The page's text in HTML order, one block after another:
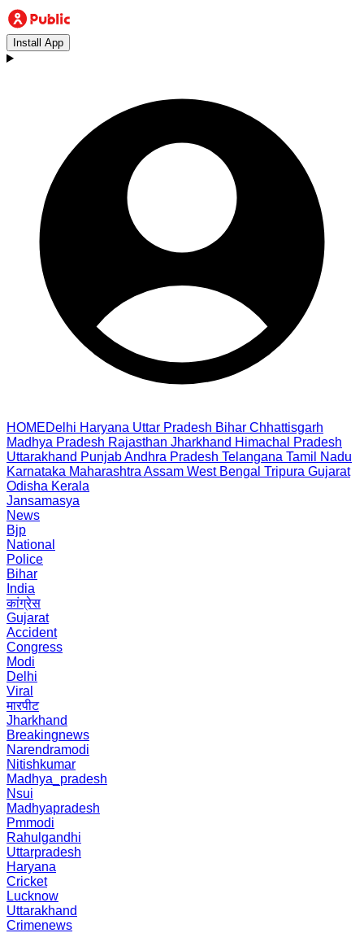
Install App
HOMEDelhi Haryana Uttar Pradesh Bihar Chhattisgarh
Madhya Pradesh Rajasthan Jharkhand Himachal Pradesh
Uttarakhand PunjabAndhra Pradesh Telangana Tamil Nadu
Karnataka Maharashtra Assam West Bengal Tripura Gujarat
Odisha Kerala
Jansamasya
News
Bjp
National
Police
Bihar
India
कांग्रेस
Gujarat
Accident
Congress
Modi
Delhi
Viral
मारपीट
Jharkhand
Breakingnews
Narendramodi
Nitishkumar
Madhya_pradesh
Nsui
Madhyapradesh
Pmmodi
Rahulgandhi
Uttarpradesh
Haryana
Cricket
Lucknow
Uttarakhand
Crimenews